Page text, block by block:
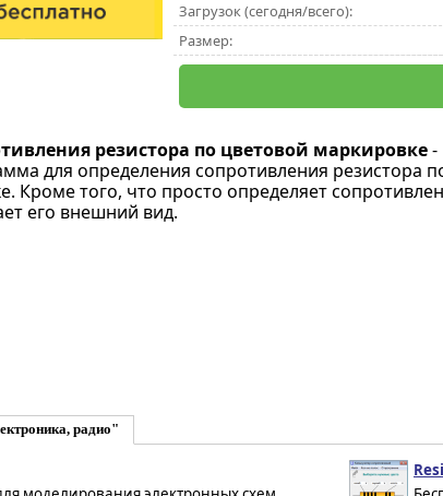
Загрузок (сегодня/всего):
Размер:
резистора по цветовой маркировке-
для определения сопротивления резистора
Кроме того, что просто определяет
его внешний вид.
радио"